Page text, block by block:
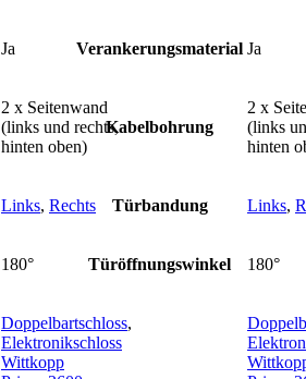
Ja
2 x Seitenwand
(links und rechts,
hinten oben)
Links, Rechts
180°
Doppelbartschloss,
Elektronikschloss
Wittkopp
Verankerungsmaterial Ja
Kabelbohrung
2 x
(links
hinten
Türbandung Links,
Türöffnungswinkel 180°